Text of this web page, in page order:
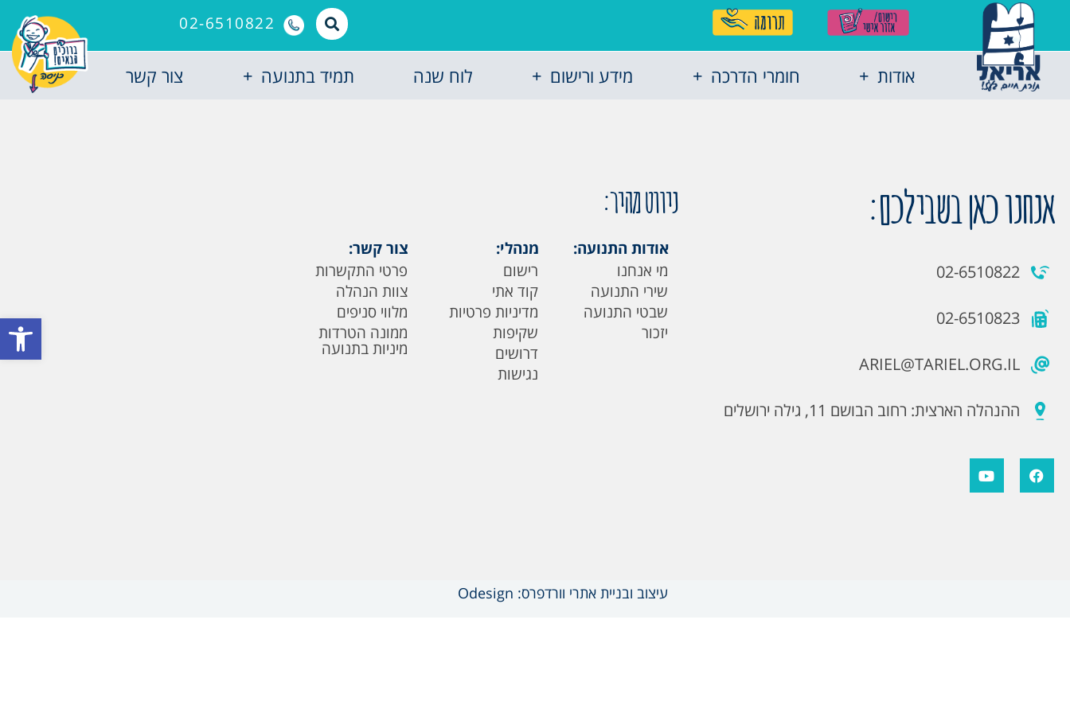
פתח
02-6510822
אודות חומרי הדרכה מידע ורישום לוח שנה תמיד בתנועה צור קשר
אנחנו כאן בשבילכם:
02-6510822
02-6510823
ARIEL@TARIEL.ORG.IL
ההנהלה הארצית: רחוב הבושם 11, גילה ירושלים
ניווט מהיר:
אודות התנועה:
מי אנחנו
שירי התנועה
שבטי התנועה
יזכור
מנהלי:
רישום
קוד אתי
מדיניות פרטיות
שקיפות
דרושים
נגישות
צור קשר:
פרטי התקשרות
צוות הנהלה
מלווי סניפים
ממונה הטרדות
מיניות בתנועה
עיצוב ובניית אתרי וורדפרס: Odesign